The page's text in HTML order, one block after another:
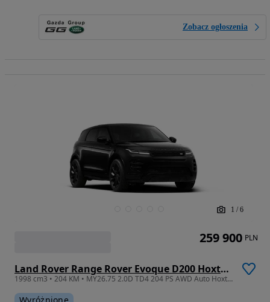
Zobacz ogłoszenia
1 / 6
Land Rover Range Rover Evoque D200 Hoxton Edition
1998 cm3 • 204 KM • MY26.75 2.0D TD4 204 PS AWD Auto Hoxton Edition
Wyróżnione
259 900 PLN